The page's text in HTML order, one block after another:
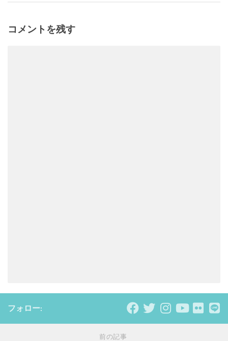
コメントを残す
フォロー:
前の記事